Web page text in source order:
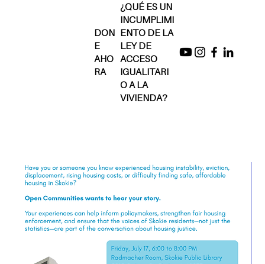
DON
E
AHO
RA
¿QUÉ ES UN
INCUMPLIMI
ENTO DE LA
LEY DE
ACCESO
IGUALITARI
O A LA
VIVIENDA?